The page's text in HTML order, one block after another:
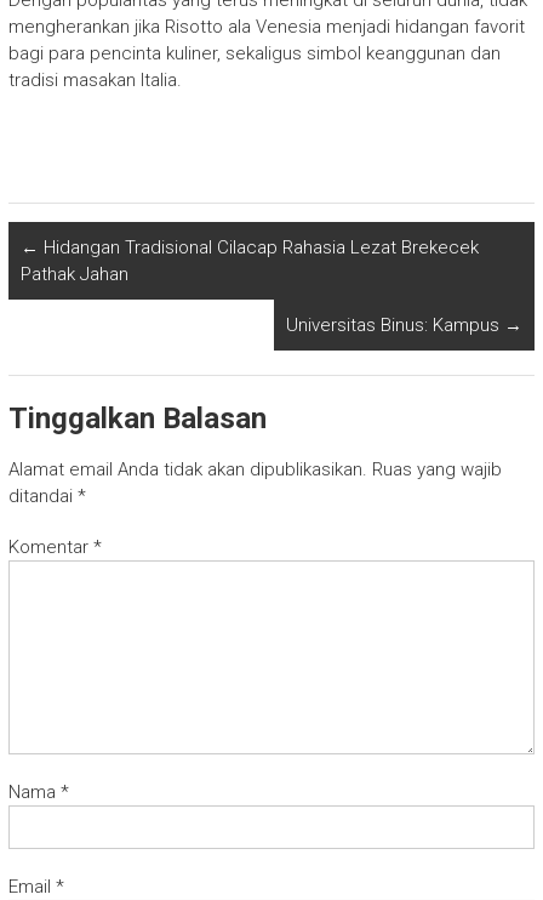
mengherankan jika Risotto ala Venesia menjadi hidangan favorit
bagi para pencinta kuliner, sekaligus simbol keanggunan dan
tradisi masakan Italia.
← Hidangan Tradisional Cilacap Rahasia Lezat Brekecek
Pathak Jahan
Universitas Binus: Kampus →
Tinggalkan Balasan
Alamat email Anda tidak akan dipublikasikan. Ruas yang wajib
ditandai *
Komentar *
Nama *
Email *